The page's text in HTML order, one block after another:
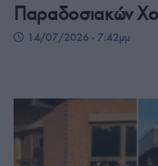
Παραδοσιακών
14/07/2026 - 7:42μμ